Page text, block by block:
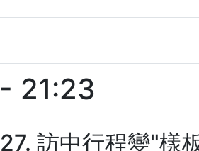
21:23
訪中行程變"樣